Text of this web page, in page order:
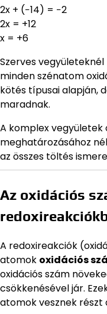
2x + (−14) = −2
2x = +12
x = +6
Szerves
minden szénatom
kötés típusai alapján,
maradnak.
A komplex vegyületek
meghatározásához
az összes töltés
Az oxidációs
A redoxireakciók
atomok oxidációs
oxidációs szám
csökkenésével jár.
atomok vesznek